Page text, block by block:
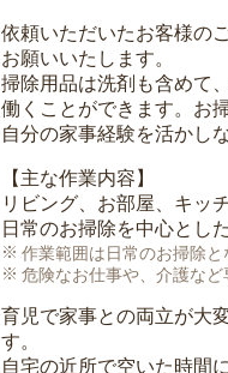
依頼いただいたお客様の
お願いいたします。
掃除用品は洗剤も含めて
働くことができます。お
自分の家事経験を活かし
【主な作業内容】
リビング、お部屋、キッ
日常のお掃除を中心とし
作業範囲は日常のお掃除と
危険なお仕事や、介護など
育児で家事との両立が大
す。
自宅の近所で空いた時間